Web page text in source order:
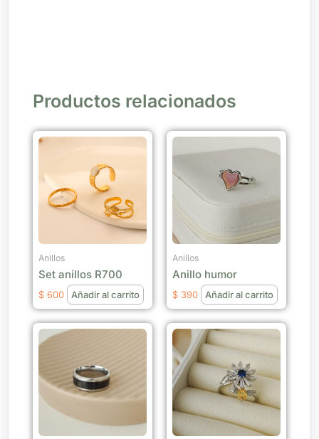
Productos relacionados
Anillos
Set anillos R700
$ 600 Añadir al carrito
Anillos
Anillo humor
$ 390 Añadir al carrito
Este
tiene
múltiples
variantes.
opciones